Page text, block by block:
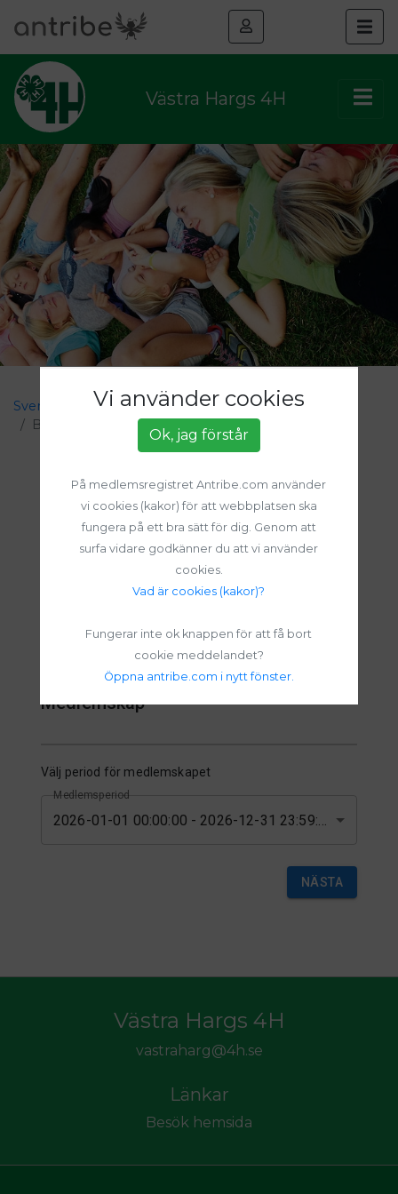
Västra Hargs 4H
Sveriges 4H 4H i Östergötland
Västra Hargs 4H
Bli medlem
Bli Medlem
Sveriges 4H – Västra Hargs 4H
Medlemskap
2
Medlemsuppgifter Bekräfta
Medlemskap
Välj period för medlemskapet
Medlemsperiod
NÄSTA
Västra Hargs 4H
vastraharg@4h.se
Länkar
Besök hemsida
Vi använder cookies
Ok, jag förstår
På medlemsregistret Antribe.com använder
vi cookies (kakor) för att webbplatsen ska
fungera på ett bra sätt för dig. Genom att
surfa vidare godkänner du att vi använder
cookies.
Vad är cookies (kakor)?
Fungerar inte ok knappen för att få bort
cookie meddelandet?
Öppna antribe.com i nytt fönster.